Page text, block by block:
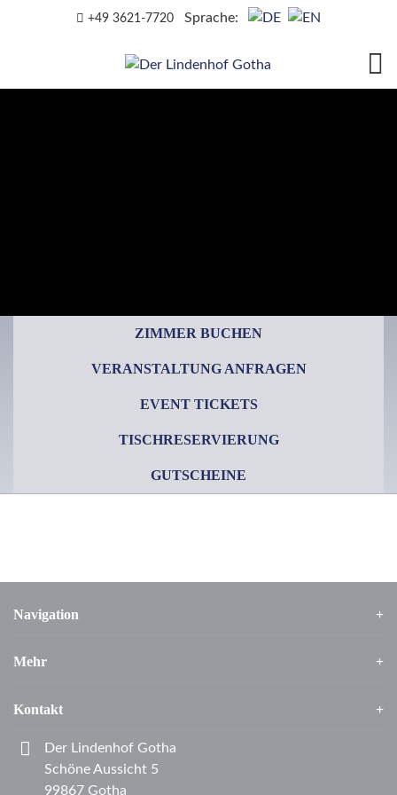
+49 3621-7720 Sprache:
ZIMMER BUCHEN
VERANSTALTUNG ANFRAGEN
EVENT TICKETS
TISCHRESERVIERUNG
GUTSCHEINE
Navigation
Mehr
Kontakt
Der Lindenhof Gotha
Schöne Aussicht 5
99867 Gotha